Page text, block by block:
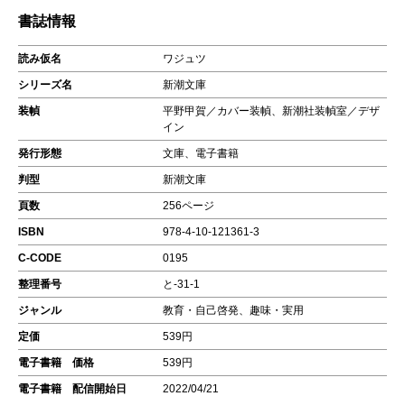
書誌情報
読み仮名 ワジュツ
シリーズ名 新潮文庫
装幀
平野甲賀／カバー装幀、新潮社装幀室／デザ
イン
発行形態 文庫、電子書籍
判型 新潮文庫
頁数 256ページ
ISBN 978-4-10-121361-3
C-CODE 0195
整理番号 と-31-1
ジャンル 教育・自己啓発、趣味・実用
定価 539円
電子書籍 価格 539円
電子書籍 配信開始日 2022/04/21